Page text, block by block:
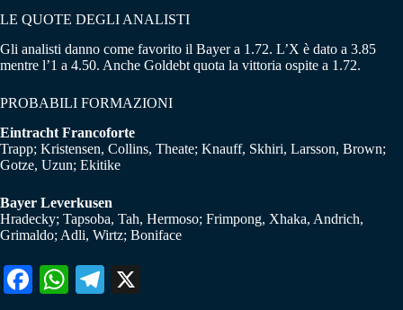
LE QUOTE DEGLI ANALISTI
Gli analisti danno come favorito il Bayer a 1.72. L’X è dato a 3.85
mentre l’1 a 4.50. Anche Goldebt quota la vittoria ospite a 1.72.
PROBABILI FORMAZIONI
Eintracht Francoforte
Trapp; Kristensen, Collins, Theate; Knauff, Skhiri, Larsson, Brown;
Gotze, Uzun; Ekitike
Bayer Leverkusen
Hradecky; Tapsoba, Tah, Hermoso; Frimpong, Xhaka, Andrich,
Grimaldo; Adli, Wirtz; Boniface
Fa W
Te